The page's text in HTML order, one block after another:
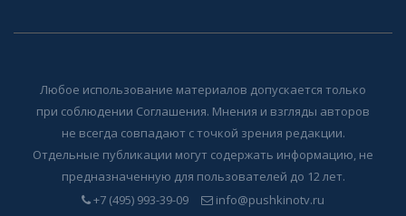
Любое использование материалов допускается только
при соблюдении Соглашения. Мнения и взгляды авторов
не всегда совпадают с точкой зрения редакции.
Отдельные публикации могут содержать информацию, не
предназначенную для пользователей до 12 лет.
+7 (495) 993-39-09
info@pushkinotv.ru